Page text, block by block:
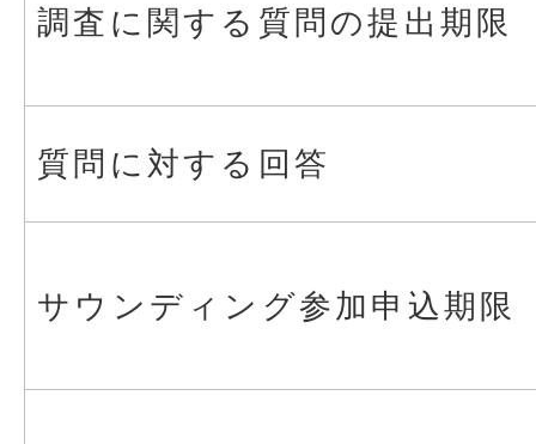
調査に関する質問の提出期限
質問に対する回答
サウンディング参加申込期限